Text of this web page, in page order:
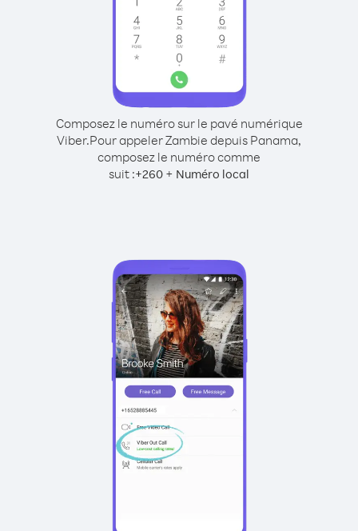
Composez le numéro sur le pavé numérique
Viber.Pour appeler Zambie depuis Panama,
composez le numéro comme
suit :+260 + Numéro local